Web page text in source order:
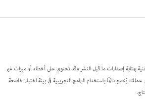
بمثابة إصدارات ما قبل النشر وقد تحتوي على أخطاء أو ميزات غير
يُنصح دائمًا باستخدام البرامج التجريبية في بيئة اختبار خاضعة